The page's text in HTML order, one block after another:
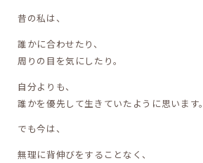
昔の私は、
誰かに合わせたり、
周りの目を気にしたり。
自分よりも、
誰かを優先して生きていたように思います。
でも今は、
無理に背伸びをすることなく、